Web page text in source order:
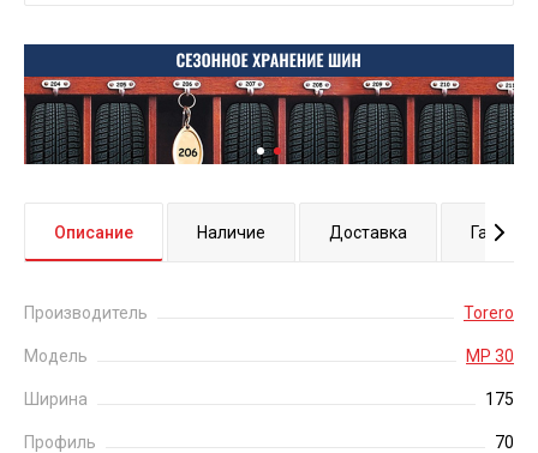
Описание Наличие Доставка
Производитель Torero
Модель MP 30
Ширина 175
Профиль 70